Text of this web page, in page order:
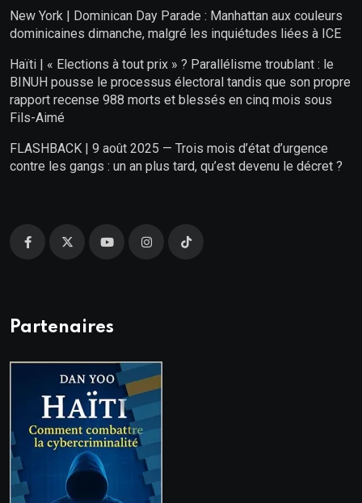
New York | Dominican Day Parade : Manhattan aux couleurs
dominicaines dimanche, malgré les inquiétudes liées à ICE
Haïti | « Elections à tout prix » ? Parallélisme troublant : le
BINUH pousse le processus électoral tandis que son propre
rapport recense 988 morts et blessés en cinq mois sous
Fils-Aimé
FLASHBACK | 9 août 2025 — Trois mois d’état d’urgence
contre les gangs : un an plus tard, qu’est devenu le décret ?
Partenaires